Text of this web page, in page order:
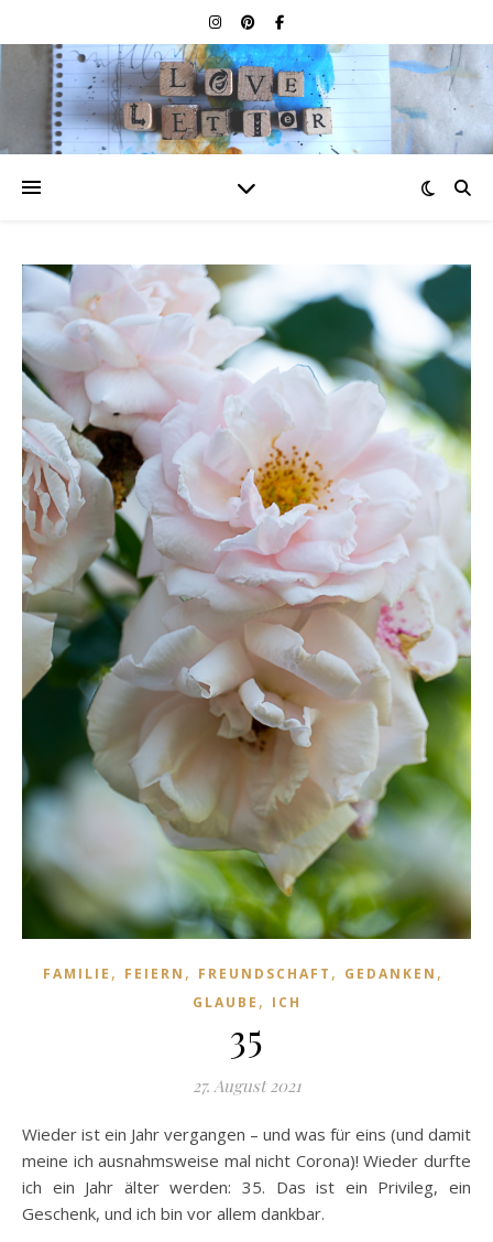
FAMILIE , FEIERN , FREUNDSCHAFT , GEDANKEN ,
GLAUBE , ICH
35
27. August 2021
Wieder ist ein Jahr vergangen – und was für eins (und damit
meine ich ausnahmsweise mal nicht Corona)! Wieder durfte
ich ein Jahr älter werden: 35. Das ist ein Privileg, ein
Geschenk, und ich bin vor allem dankbar.